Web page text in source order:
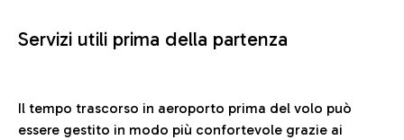
Servizi utili prima della partenza
Il tempo trascorso in aeroporto prima del volo può
essere gestito in modo più confortevole grazie ai